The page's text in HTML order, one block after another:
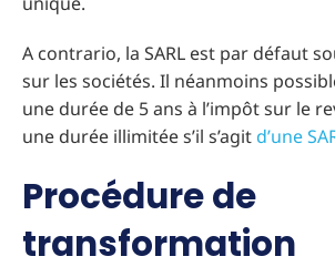
A contrario, la SARL est par défaut
sur les sociétés. Il néanmoins
une durée de 5 ans à l’impôt sur le
une durée illimitée s’il s’agit d’une
Procédure de
transformation